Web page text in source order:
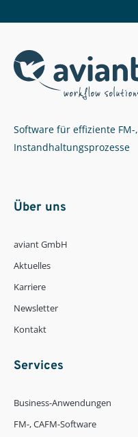
Software für effiziente FM-
Instandhaltungsprozesse
Über uns
aviant GmbH
Aktuelles
Karriere
Newsletter
Kontakt
Services
Business-Anwendungen
FM-, CAFM-Software